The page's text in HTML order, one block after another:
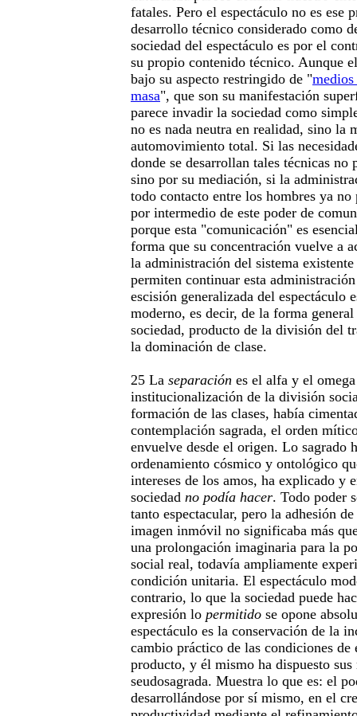
fatales. Pero el espectáculo no es ese
desarrollo técnico considerado como
sociedad del espectáculo es por el
su propio contenido técnico. Aunque
bajo su aspecto restringido de "
masa", que son su manifestación
parece invadir la sociedad como
no es nada neutra en realidad, sino la
automovimiento total. Si las
donde se desarrollan tales técnicas no
sino por su mediación, si la
todo contacto entre los hombres ya no
por intermedio de este poder de
porque esta "comunicación" es
forma que su concentración vuelve a
la administración del sistema
permiten continuar esta
escisión generalizada del espectáculo
moderno, es decir, de la forma
sociedad, producto de la división del
la dominación de clase.
25 La separación es el alfa y el
institucionalización de la división
formación de las clases, había
contemplación sagrada, el orden
envuelve desde el origen. Lo sagrado
ordenamiento cósmico y ontológico
intereses de los amos, ha explicado y
sociedad no podía hacer. Todo poder
tanto espectacular, pero la adhesión
imagen inmóvil no significaba más
una prolongación imaginaria para la
social real, todavía ampliamente
condición unitaria. El espectáculo
contrario, lo que la sociedad puede
expresión lo permitido se opone
espectáculo es la conservación de la
cambio práctico de las condiciones
producto, y él mismo ha dispuesto sus
seudosagrada. Muestra lo que es: el
desarrollándose por sí mismo, en el